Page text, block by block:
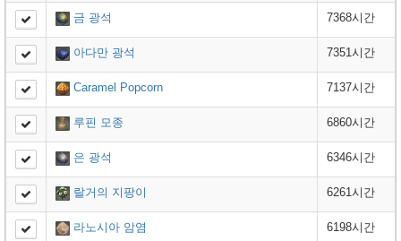
금 광석 7368시간
아다만 광석 7351시간
Caramel Popcorn 7137시간
루핀 모종 6860시간
은 광석 6346시간
랄거의 지팡이 6261시간
라노시아 암염 6198시간